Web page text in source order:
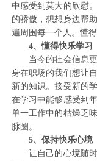
中感受到莫大的欣慰
的骄傲，想想身边帮
遍周围每一个人。懂
4、懂得快乐学习
当今的社会信息更
身在职场的我们想让
新的知识。接受新的
在学习中能够感受到
单一工作中的枯燥乏
脉圈。
5、保持快乐心境
让自己的心境随时